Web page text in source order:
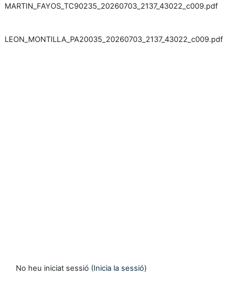
MARTIN_FAYOS_TC90235_20260703_2137_43022_c009.pdf
LEON_MONTILLA_PA20035_20260703_2137_43022_c009.pdf
No heu iniciat sessió (Inicia la sessió)